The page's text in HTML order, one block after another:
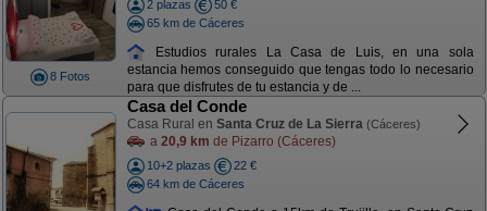
8 Fotos
2 plazas
50 €
65 km de Cáceres
Estudios rurales La Casa de Luis, en una sola
estancia hemos conseguido que tengas todo lo necesario
para que disfrutes de tu estancia y de ...
Casa del Conde
Casa Rural en Santa Cruz de La Sierra (Cáceres)
a 20,9 km de Pizarro (Cáceres)
10+2 plazas
22 €
64 km de Cáceres